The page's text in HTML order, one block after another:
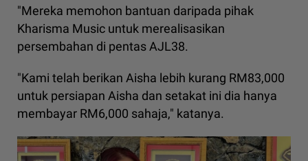
"Mereka memohon bantuan daripada pihak
Kharisma Music untuk merealisasikan
persembahan di pentas AJL38.
"Kami telah berikan Aisha lebih kurang RM83,000
untuk persiapan Aisha dan setakat ini dia hanya
membayar RM6,000 sahaja," katanya.